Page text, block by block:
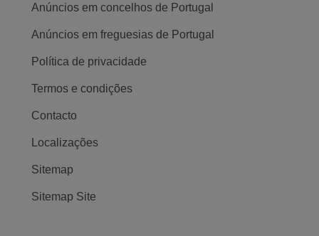
Anúncios em concelhos de Portugal
Anúncios em freguesias de Portugal
Política de privacidade
Termos e condições
Contacto
Localizações
Sitemap
Sitemap Site